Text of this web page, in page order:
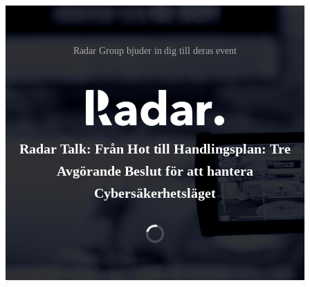
Radar Group bjuder in dig till deras event
Radar Talk: Från Hot till Handlingsplan: Tre
Avgörande Beslut för att hantera
Cybersäkerhetsläget